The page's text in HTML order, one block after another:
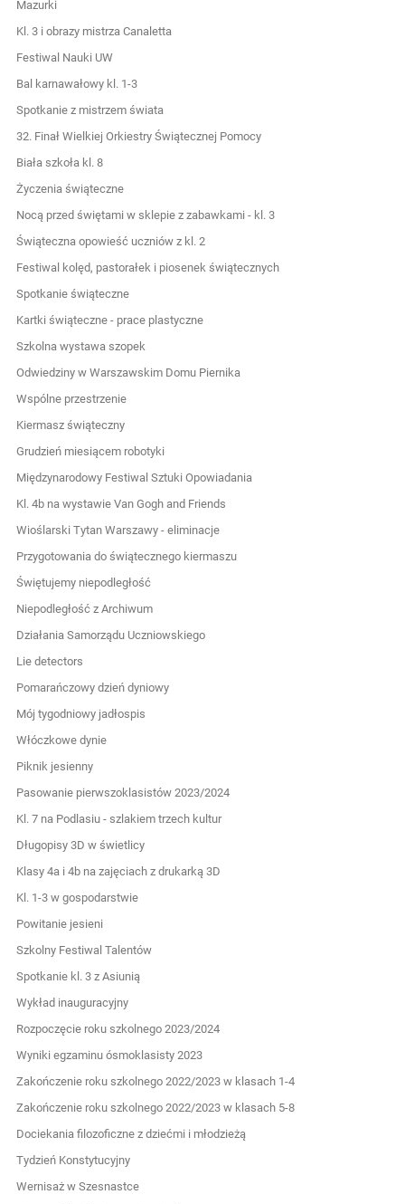
Mazurki
Kl. 3 i obrazy mistrza Canaletta
Festiwal Nauki UW
Bal karnawałowy kl. 1-3
Spotkanie z mistrzem świata
32. Finał Wielkiej Orkiestry Świątecznej Pomocy
Biała szkoła kl. 8
Życzenia świąteczne
Nocą przed świętami w sklepie z zabawkami - kl. 3
Świąteczna opowieść uczniów z kl. 2
Festiwal kolęd, pastorałek i piosenek świątecznych
Spotkanie świąteczne
Kartki świąteczne - prace plastyczne
Szkolna wystawa szopek
Odwiedziny w Warszawskim Domu Piernika
Wspólne przestrzenie
Kiermasz świąteczny
Grudzień miesiącem robotyki
Międzynarodowy Festiwal Sztuki Opowiadania
Kl. 4b na wystawie Van Gogh and Friends
Wioślarski Tytan Warszawy - eliminacje
Przygotowania do świątecznego kiermaszu
Świętujemy niepodległość
Niepodległość z Archiwum
Działania Samorządu Uczniowskiego
Lie detectors
Pomarańczowy dzień dyniowy
Mój tygodniowy jadłospis
Włóczkowe dynie
Piknik jesienny
Pasowanie pierwszoklasistów 2023/2024
Kl. 7 na Podlasiu - szlakiem trzech kultur
Długopisy 3D w świetlicy
Klasy 4a i 4b na zajęciach z drukarką 3D
Kl. 1-3 w gospodarstwie
Powitanie jesieni
Szkolny Festiwal Talentów
Spotkanie kl. 3 z Asiunią
Wykład inauguracyjny
Rozpoczęcie roku szkolnego 2023/2024
Wyniki egzaminu ósmoklasisty 2023
Zakończenie roku szkolnego 2022/2023 w klasach 1-4
Zakończenie roku szkolnego 2022/2023 w klasach 5-8
Dociekania filozoficzne z dziećmi i młodzieżą
Tydzień Konstytucyjny
Wernisaż w Szesnastce